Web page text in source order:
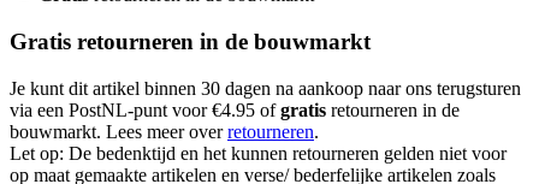
Gratis retourneren in de bouwmarkt
Je kunt dit artikel binnen 30 dagen na aankoop naar ons terugsturen
via een PostNL-punt voor €4.95 ofgratis retourneren in de
bouwmarkt. Lees meer overretourneren.
Let op: De bedenktijd en het kunnen retourneren gelden niet voor
op maat gemaakte artikelen en verse/ bederfelijke artikelen zoals